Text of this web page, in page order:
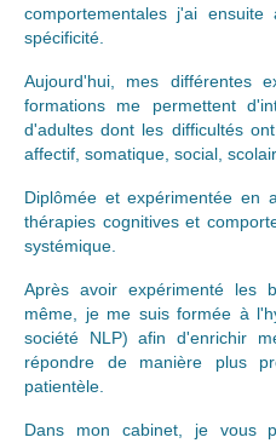
Qui suis-je ?
Contact
Me contacter
Vos témoignages
Actualités
comportementales j'ai
spécificité.
Aujourd'hui, mes différentes
formations me permettent
d'adultes dont les difficultés
affectif, somatique, social,
Diplômée et expérimentée en
thérapies cognitives et
systémique.
Après avoir expérimenté les
même, je me suis formée à
société NLP) afin d'enrichir
répondre de manière plus
patientèle.
Dans mon cabinet, je vous